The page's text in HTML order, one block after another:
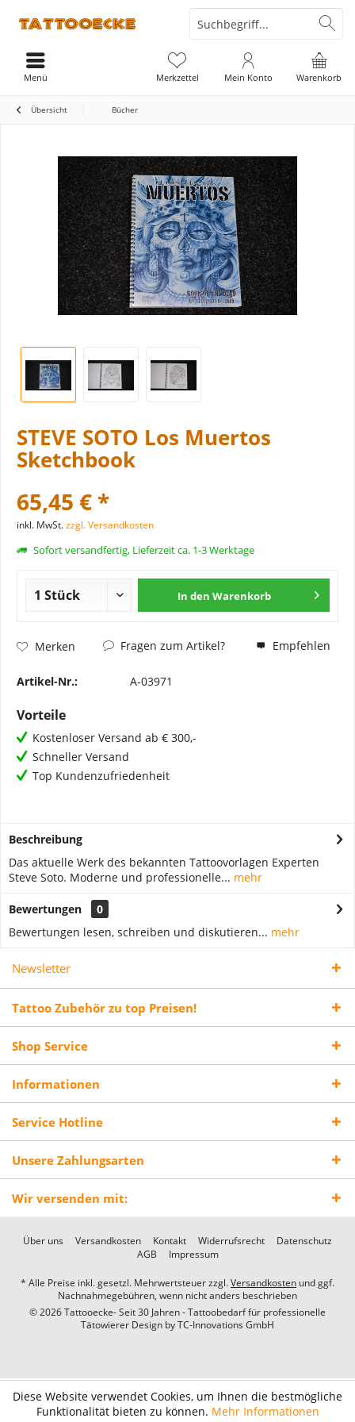
Warenkorb
Merkzettel Mein Konto
Menü
Übersicht Bücher
STEVE SOTO Los Muertos
Sketchbook
65,45 € *
inkl. MwSt.zzgl. Versandkosten
Sofort versandfertig, Lieferzeit ca. 1-3 Werktage
In den Warenkorb
Merken Fragen zum Artikel? Empfehlen
Artikel-Nr.: A-03971
Vorteile
Kostenloser Versand ab € 300,-
Schneller Versand
Top Kundenzufriedenheit
Beschreibung
Das aktuelle Werk des bekannten Tattoovorlagen Experten
Steve Soto. Moderne und professionelle... mehr
Bewertungen
0
Bewertungen lesen, schreiben und diskutieren... mehr
Newsletter
Tattoo Zubehör zu top Preisen!
Shop Service
Informationen
Service Hotline
Unsere Zahlungsarten
Wir versenden mit:
Über uns Versandkosten Kontakt Widerrufsrecht
Datenschutz
AGB
Impressum
* Alle Preise inkl. gesetzl. Mehrwertsteuer zzgl.Versandkosten und ggf.
Nachnahmegebühren, wenn nicht anders beschrieben
© 2026 Tattooecke- Seit 30 Jahren - Tattoobedarf für professionelle
Tätowierer Design byTC-Innovations GmbH
Diese Website verwendet Cookies, um Ihnen die bestmögliche
Funktionalität bieten zu können. Mehr Informationen